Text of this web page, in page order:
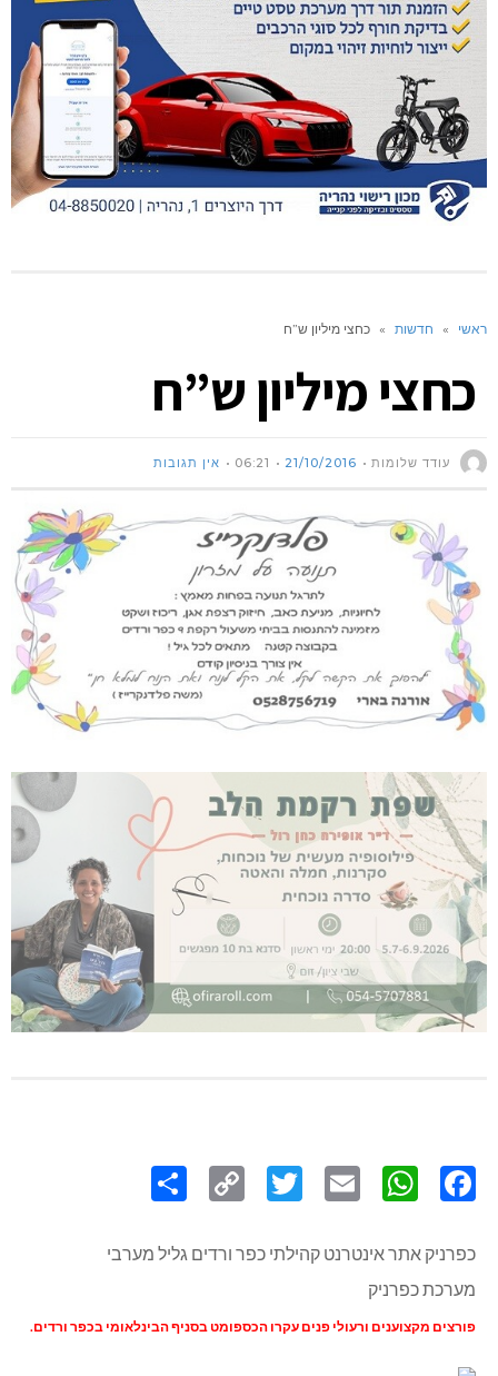
ראשי » חדשות » כחצי מיליון ש”ח
כחצי מיליון ש”ח
עודד שלומות 21/10/2016
06:21 אין תגובות
Link
כפרניק אתר אינטרנט קהילתי כפר ורדים גליל מערבי
מערכת כפרניק
פורצים מקצוענים ורעולי פנים עקרו הכספומט בסניף הבינלאומי בכפר ורדים.